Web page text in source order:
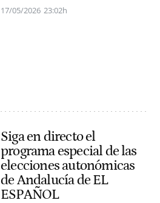
17/05/2026 23:02h
Siga en directo el
programa especial de las
elecciones autonómicas
de Andalucía de EL
ESPAÑOL